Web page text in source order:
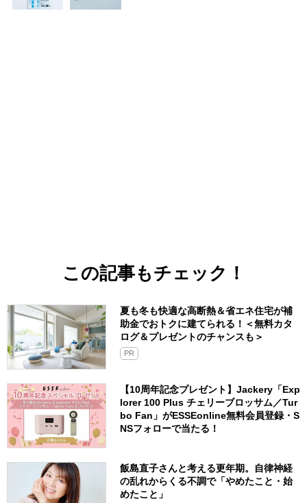
この記事もチェック！
夏も冬も快適な高断熱＆省エネ住宅が補
助金でおトクに建てられる！＜無料カタ
ログ＆プレゼントのチャンスも＞
PR
【10周年記念プレゼント】Jackery「Exp
lorer 100 Plus チェリーブロッサム／Tur
bo Fan」がESSEonline無料会員登録・S
NSフォローで当たる！
飯島直子さんと考える更年期。自律神経
の乱れからくる不調で「やめたこと・始
めたこと」